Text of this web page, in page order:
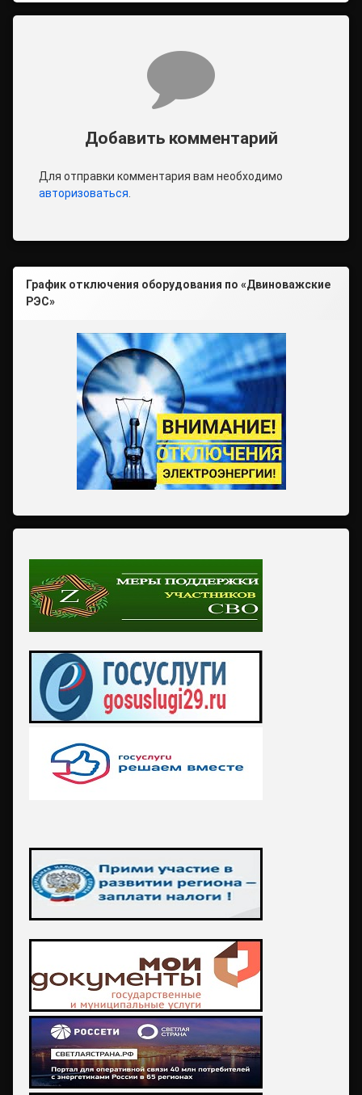
Добавить комментарий
Для отправки комментария вам необходимо
авторизоваться
График отключения оборудования по «Двиноважские
РЭС»